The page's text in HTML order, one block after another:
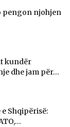
pengon njohjen
kundër
dhe jam për...
Shqipërisë: